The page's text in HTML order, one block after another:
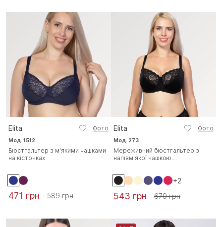
Elita Фото
Мод. 1512
Бюстгальтер з м'якими чашками
на кісточках
471 грн 589 грн
Elita Фото
Мод. 273
Мереживний бюстгальтер з
напівм'якої чашкою...
+2
543 грн 679 грн